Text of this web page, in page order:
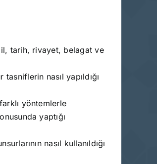
tarih, rivayet, belagat ve
nasıl yapıldığı
yöntemlerle
yaptığı
nasıl kullanıldığı